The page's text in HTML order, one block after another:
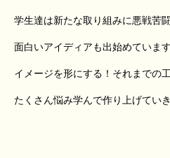
学生達は新たな取り組みに悪戦苦
面白いアイディアも出始めていま
イメージを形にする！それまでの
たくさん悩み学んで作り上げてい